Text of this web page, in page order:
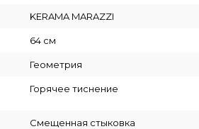
KERAMA MARAZZI
64 см
Геометрия
Горячее тиснение
Смещенная стыковка